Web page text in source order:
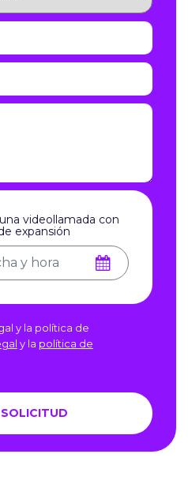
videollamada con
expansión
y la política de
y la política de